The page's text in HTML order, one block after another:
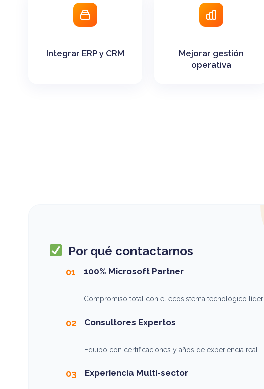
Integrar ERP y CRM
Mejorar gestión
operativa
Por qué contactarnos
01 100% Microsoft Partner
Compromiso total con el ecosistema tecnológico líder.
02 Consultores Expertos
Equipo con certificaciones y años de experiencia real.
03 Experiencia Multi-sector